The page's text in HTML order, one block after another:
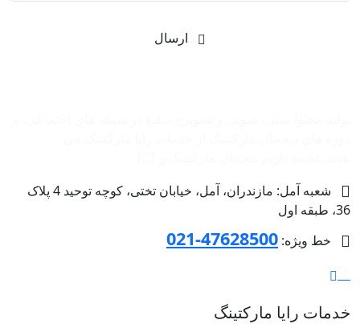
شعبه آمل: مازندران، آمل، خیابان تختی، کوچه توحید 4 پلاک
36، طبقه اول
خط ویژه: 47628500-021
خدمات رایا مارکتینگ